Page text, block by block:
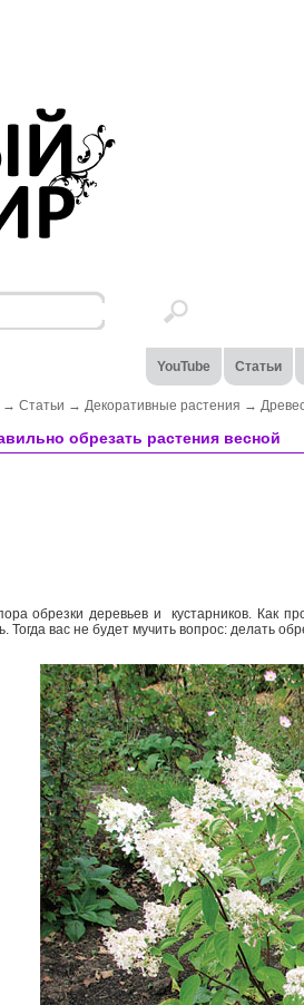
YouTube Статьи
→ Статьи → Декоративные растения →
обрезать растения весной
обрезки деревьев и кустарников. Как
Тогда вас не будет мучить вопрос: делать